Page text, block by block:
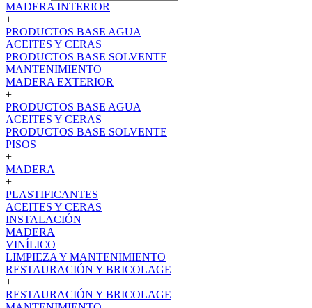
MADERA INTERIOR
+
PRODUCTOS BASE AGUA
ACEITES Y CERAS
PRODUCTOS BASE SOLVENTE
MANTENIMIENTO
MADERA EXTERIOR
+
PRODUCTOS BASE AGUA
ACEITES Y CERAS
PRODUCTOS BASE SOLVENTE
PISOS
+
MADERA
+
PLASTIFICANTES
ACEITES Y CERAS
INSTALACIÓN
MADERA
VINÍLICO
LIMPIEZA Y MANTENIMIENTO
RESTAURACIÓN Y BRICOLAGE
+
RESTAURACIÓN Y BRICOLAGE